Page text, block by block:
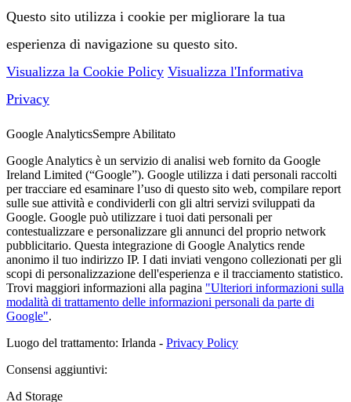
Questo sito utilizza i cookie per migliorare la tua
esperienza di navigazione su questo sito.
Visualizza la Cookie Policy Visualizza l'Informativa
Privacy
Google AnalyticsSempre Abilitato
Google Analytics è un servizio di analisi web fornito da Google
Ireland Limited (“Google”). Google utilizza i dati personali raccolti
per tracciare ed esaminare l’uso di questo sito web, compilare report
sulle sue attività e condividerli con gli altri servizi sviluppati da
Google. Google può utilizzare i tuoi dati personali per
contestualizzare e personalizzare gli annunci del proprio network
pubblicitario. Questa integrazione di Google Analytics rende
anonimo il tuo indirizzo IP. I dati inviati vengono collezionati per gli
scopi di personalizzazione dell'esperienza e il tracciamento statistico.
Trovi maggiori informazioni alla pagina "Ulteriori informazioni sulla
modalità di trattamento delle informazioni personali da parte di
Google".
Luogo del trattamento: Irlanda - Privacy Policy
Consensi aggiuntivi:
Ad Storage